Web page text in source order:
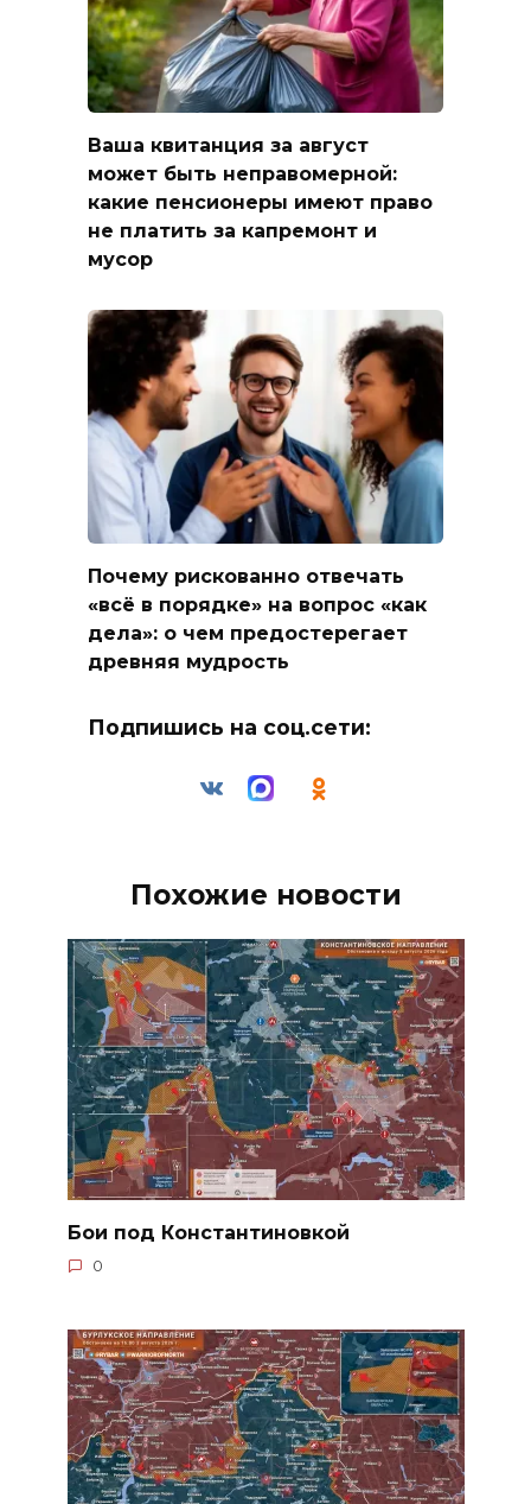
Ваша квитанция за август
может быть неправомерной:
какие пенсионеры имеют право
не платить за капремонт и
мусор
Почему рискованно отвечать
«всё в порядке» на вопрос «как
дела»: о чем предостерегает
древняя мудрость
Подпишись на соц.сети:
Похожие новости
Бои под Константиновкой
0